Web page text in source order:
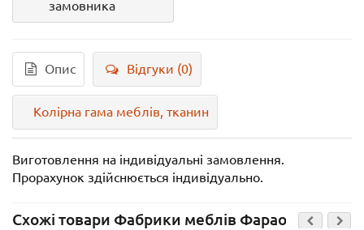
замовника
Опис Відгуки (0)
Колірна гама меблів, тканин
Виготовлення на індивідуальні замовлення.
Прорахунок здійснюється індивідуально.
Схожі товари Фабрики меблів Фараон